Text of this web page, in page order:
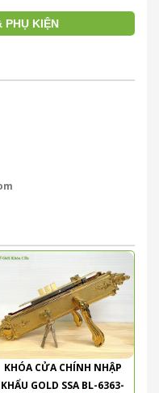
PHỤ KIỆN
KHÓA CỬA CHÍNH NHẬP
KHẨU GOLD SSA BL-6363-